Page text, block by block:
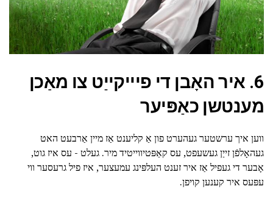
6. איר האָבן די פיייקייַט צו מאַכן
מענטשן כאַפּיער
ווען איך ערשטער געהערט פון אַ קליענט אַז מיין אַרבעט האט
געהאָלפֿן זייַן געשעפט, עס קאַפּטיווייטיד מיר. געלט - עס איז גוט,
אָבער די געפיל אַז איר זענט העלפּינג עמעצער, איז פיל גרעסער ווי
עפּעס איר קענען קויפן.